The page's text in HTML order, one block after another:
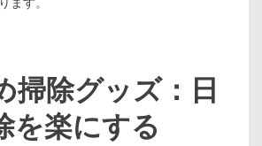
掃除グッズ：日
を楽にする